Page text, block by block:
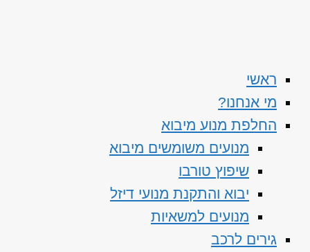
ראשי
מי אנחנו?
החלפת מנוע מיבוא
מנועים משומשים מיבוא
שיפוץ טורבו
יבוא והתקנת מנועי דיזל
מנועים למשאיות
גירים לרכב